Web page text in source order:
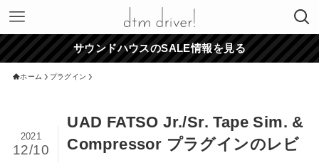
サウンドハウスのSALE情報を見る
ホーム プラグイン
UAD FATSO Jr./Sr. Tape Sim. &
Compressor プラグインのレビ
2021
12/10